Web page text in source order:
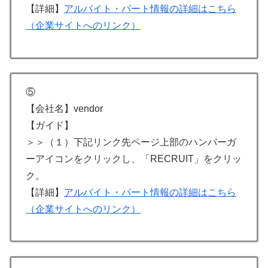
【詳細】 アルバイト・パート情報の詳細はこちら
（企業サイトへのリンク）
⑤
【会社名】vendor
【ガイド】
＞＞（１）下記リンク先ページ上部のハンバーガ
ーアイコンをクリックし、「RECRUIT」をクリッ
ク。
【詳細】 アルバイト・パート情報の詳細はこちら
（企業サイトへのリンク）